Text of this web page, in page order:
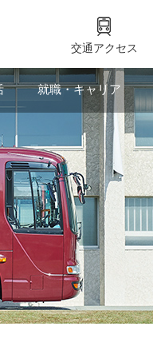
交通アクセス
就職・キャリア